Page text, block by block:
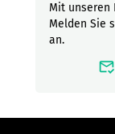
Mit unseren
Melden Sie
an.
mark_email_read